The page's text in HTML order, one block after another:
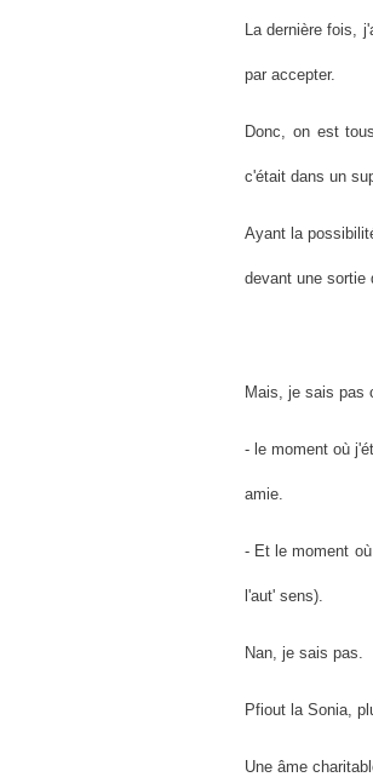
La dernière fois,
par accepter.
Donc, on est
c'était dans un
Ayant la
devant une sortie
Mais, je sais pas
- le moment où
amie.
- Et le moment
l'aut' sens).
Nan, je sais pas.
Pfiout la Sonia,
Une âme